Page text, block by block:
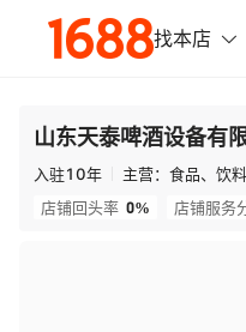
山东天泰啤酒设备有
入驻10年 主营： 食品、饮
店铺回头率 0% 店铺服务